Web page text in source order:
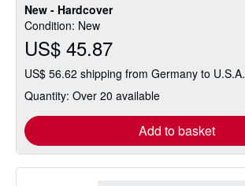
New - Hardcover
Condition: New
US$ 45.87
US$ 56.62 shipping from Germany to U.S.A.
Quantity: Over 20 available
Add to basket